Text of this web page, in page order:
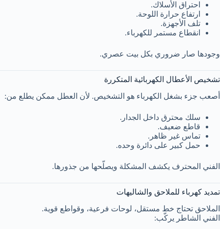
احتراق الأسلاك.
ارتفاع حرارة اللوحة.
تلف الأجهزة.
انقطاع مستمر للكهرباء.
وجودها صار ضروري بكل بيت عصري.
تشخيص الأعطال الكهربائية المتكررة
أصعب جزء بشغل الكهرباء هو التشخيص. لأن العطل ممكن يطلع من:
سلك محترق داخل الجدار.
قاطع ضعيف.
تماس غير ظاهر.
حمل كبير على دائرة وحده.
الفني المحترف يكشف المشكلة ويصلّحها من جذورها.
تمديد كهرباء للملاحق والشاليهات
الملاحق تحتاج خط مستقل، لوحات فرعية، وقواطع قوية.
الفني الشاطر يركّب: